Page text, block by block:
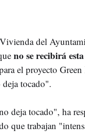
del
no se recibirá
el proyecto
deja tocado".
deja tocado", ha
que trabajan